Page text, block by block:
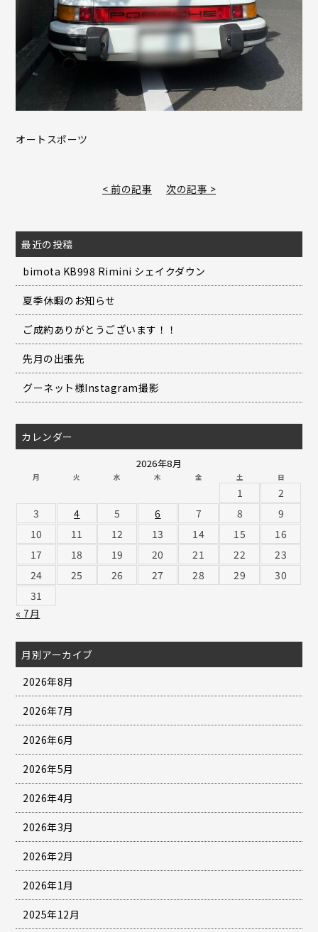
オートスポーツ
< 前の記事 次の記事 >
最近の投稿
bimota KB998 Rimini シェイクダウン
夏季休暇のお知らせ
ご成約ありがとうございます！！
先月の出張先
グーネット様Instagram撮影
カレンダー
2026年8月
月 火 水 木 金 土 日
1
2
3
4 5 6 7 8
9
10
11 12 13 14 15
16
17
18 19 20 21 22
23
24
25 26 27 28 29
30
31
« 7月
月別アーカイブ
2026年8月
2026年7月
2026年6月
2026年5月
2026年4月
2026年3月
2026年2月
2026年1月
2025年12月